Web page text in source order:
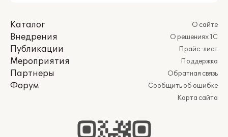
Каталог
Внедрения
Публикации
Мероприятия
Партнеры
Форум
О сайте
О решениях 1С
Прайс-лист
Поддержка
Обратная связь
Сообщить об ошибке
Карта сайта